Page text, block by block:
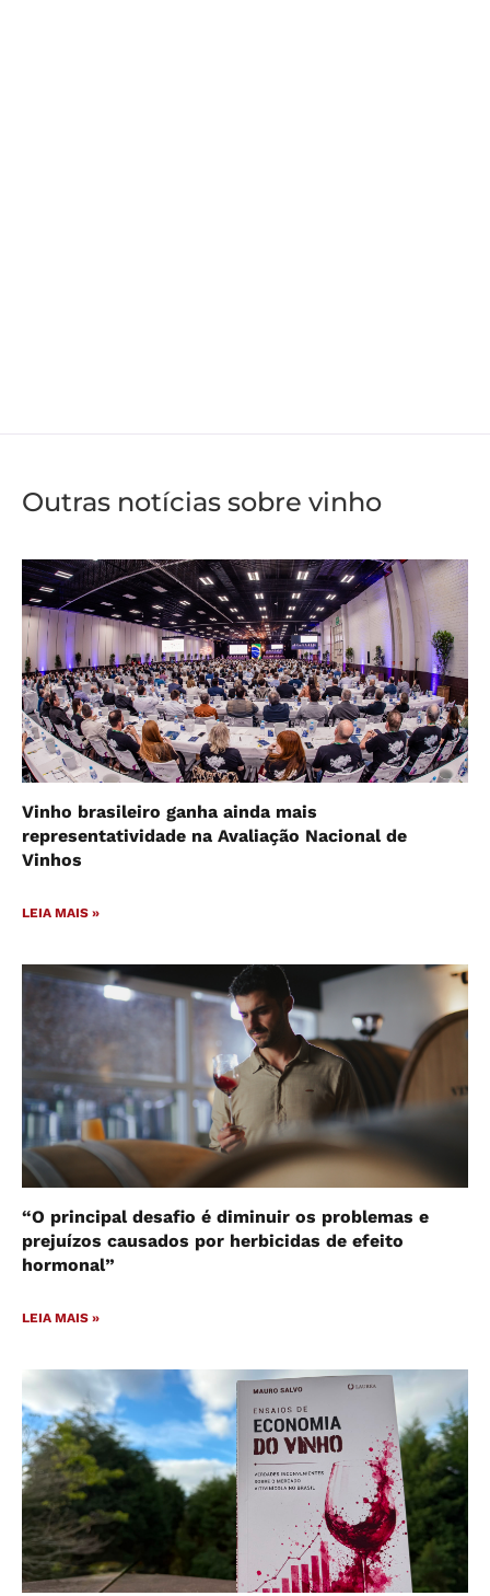
Outras notícias sobre vinho
Vinho brasileiro ganha ainda mais
representatividade na Avaliação Nacional de
Vinhos
LEIA MAIS »
“O principal desafio é diminuir os problemas e
prejuízos causados por herbicidas de efeito
hormonal”
LEIA MAIS »